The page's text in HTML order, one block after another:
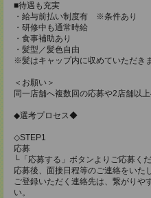
■待遇も充実
・給与前払い制度有 ※条件あり
・研修中も通常時給
・食事補助あり
・髪型／髪色自由
※髪はキャップ内に収めていただき
＜お願い＞
同一店舗へ複数回の応募や2店舗以
◆選考プロセス◆
◇STEP1
応募
└「応募する」ボタンよりご応募くだ
応募後、面接日程等のご連絡をいた
ご登録いただく連絡先は、繋がりや
い。